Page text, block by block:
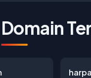
Domain